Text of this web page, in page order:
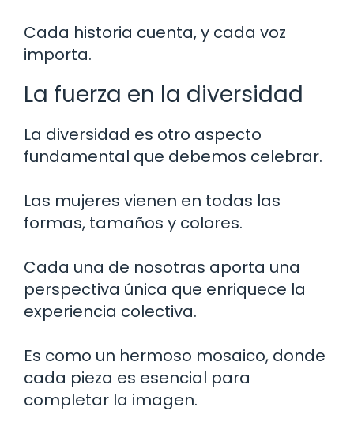
Cada historia cuenta, y cada voz
importa.
La fuerza en la diversidad
La diversidad es otro aspecto
fundamental que debemos celebrar.
Las mujeres vienen en todas las
formas, tamaños y colores.
Cada una de nosotras aporta una
perspectiva única que enriquece la
experiencia colectiva.
Es como un hermoso mosaico, donde
cada pieza es esencial para
completar la imagen.